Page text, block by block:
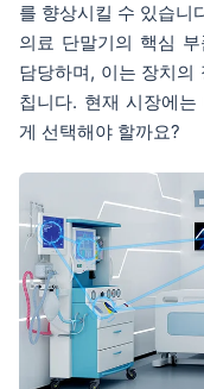
를 향상시킬 수 있습니
의료 단말기의 핵심
담당하며, 이는 장치의
칩니다. 현재 시장에
게 선택해야 할까요?